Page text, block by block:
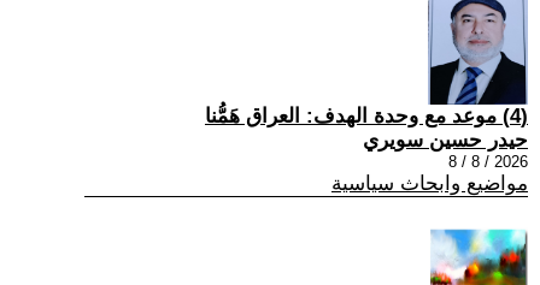
(4) موعد مع وحدة الهدف: العراق هَمُّنا
حيدر حسين سويري
2026 / 8 / 8
مواضيع وابحاث سياسية